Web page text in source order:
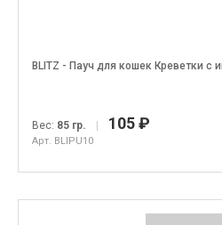
BLITZ - Пауч для кошек Креветки с
Вес: 85 гр. | 105 ₽
Арт. BLIPU10